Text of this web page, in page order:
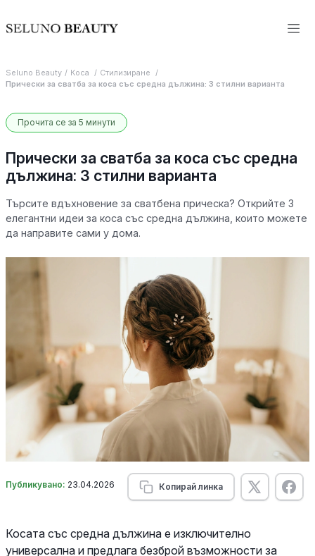
Seluno Beauty Коса
Стилизиране
Прически за сватба за коса със средна дължина: 3 стилни варианта
Прочита се за 5 минути
Прически за сватба за коса със средна
дължина: 3 стилни варианта
Търсите вдъхновение за сватбена прическа? Открийте 3
елегантни идеи за коса със средна дължина, които можете
да направите сами у дома.
Публикувано: 23.04.2026 Копирай линка
Косата със средна дължина е изключително
универсална и предлага безброй възможности за